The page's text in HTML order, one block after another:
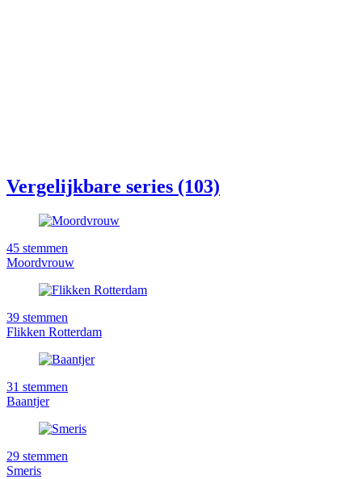
Vergelijkbare series (103)
45 stemmen
Moordvrouw
39 stemmen
Flikken Rotterdam
31 stemmen
Baantjer
29 stemmen
Smeris